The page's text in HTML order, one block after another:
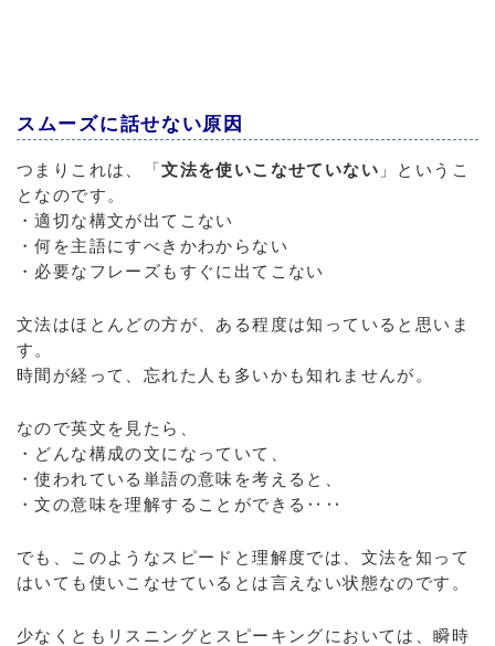
スムーズに話せない原因
つまりこれは、「文法を使いこなせていない 」というこ
となのです。
・適切な構文が出てこない
・何を主語にすべきかわからない
・必要なフレーズもすぐに出てこない
文法はほとんどの方が、ある程度は知っていると思いま
す。
時間が経って、忘れた人も多いかも知れませんが。
なので英文を見たら、
・どんな構成の文になっていて、
・使われている単語の意味を考えると、
・文の意味を理解することができる‥‥
でも、このようなスピードと理解度では、文法を知って
はいても使いこなせているとは言えない状態なのです。
少なくともリスニングとスピーキングにおいては、瞬時